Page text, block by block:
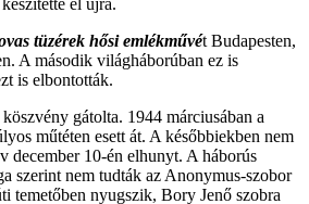
el újra.
tüzérek hősi emlékművét Budapesten,
A második világháborúban ez is
is elbontották.
gátolta. 1944 márciusában a
műtéten esett át. A későbbiekben nem
december 10-én elhunyt. A háborús
szerint nem tudták az Anonymus-szobor
temetőben nyugszik, Bory Jenő szobra